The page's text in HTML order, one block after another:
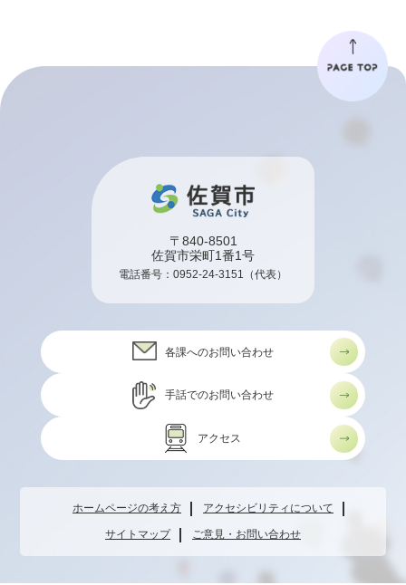
〒840-8501
佐賀市栄町1番1号
電話番号： 0952-24-3151 （代表）
各課へのお問い合わせ
手話でのお問い合わせ
アクセス
ホームページの考え方 アクセシビリティについて
サイトマップ ご意見・お問い合わせ